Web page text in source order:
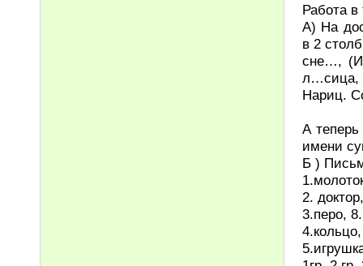
Работа в
А) На
в 2
сне…,
л…сица,
Нариц.
А
имени
Б )
2.
3.перо,